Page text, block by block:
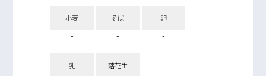
小麦
-
そば
-
卵
-
乳 落花生